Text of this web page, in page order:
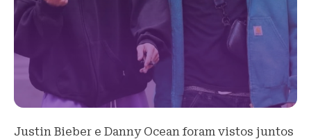
Justin Bieber e Danny Ocean foram vistos juntos